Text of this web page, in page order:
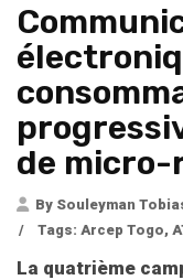
de
By Souleyman
/
Tags: Arcep Togo,
La quatrième